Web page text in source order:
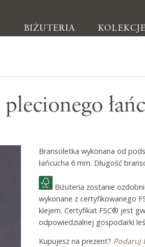
BIŻUTERIA KOLEKCJE
Biżuteria
Kolczyki
Pierścionki
Broszki
Inne
Bransoletka wykonana od
łańcucha 6 mm. Długość
Biżuteria zostanie
wykonane z certyfikowanego
klejem. Certyfikat FSC® jest
odpowiedzialnej gospodarki
Kupujesz na prezent? Podaruj